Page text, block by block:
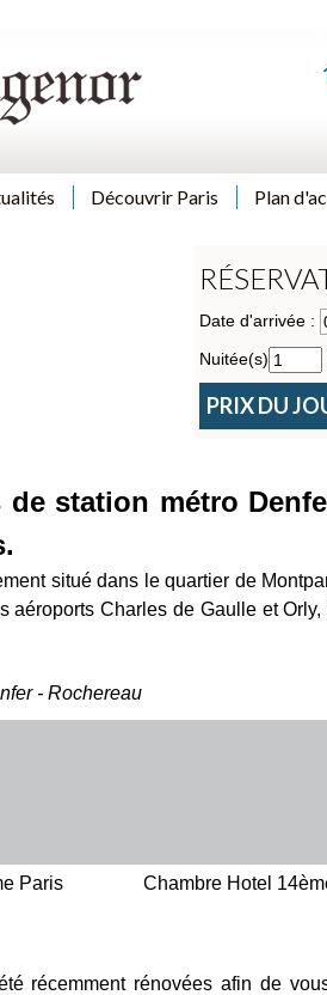
Découvrir Paris Plan
Date d'arrivée :
Nuitée(s)
PRIX DU
station métro
situé dans le quartier de
Charles de Gaulle et
- Rochereau
Paris Chambre Hotel
récemment rénovées afin de